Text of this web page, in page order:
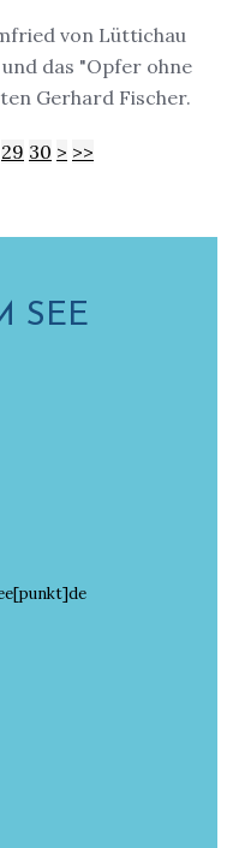
von Lüttichau
das "Opfer ohne
Gerhard Fischer.
29 30 > >>
SEE